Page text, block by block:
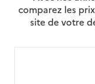
comparez les
site de votre